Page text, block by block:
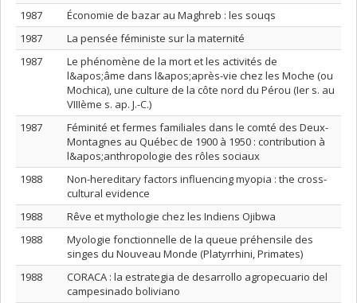
1987
Économie de bazar au Maghreb : les souqs
1987
La pensée féministe sur la maternité
1987
Le phénomène de la mort et les activités de
l&apos;âme dans l&apos;après-vie chez les Moche (ou
Mochica), une culture de la côte nord du Pérou (Ier s. au
VIIIème s. ap. J.-C.)
1987
Féminité et fermes familiales dans le comté des Deux-
Montagnes au Québec de 1900 à 1950 : contribution à
l&apos;anthropologie des rôles sociaux
1988
Non-hereditary factors influencing myopia : the cross-
cultural evidence
1988
Rêve et mythologie chez les Indiens Ojibwa
1988
Myologie fonctionnelle de la queue préhensile des
singes du Nouveau Monde (Platyrrhini, Primates)
1988
CORACA : la estrategia de desarrollo agropecuario del
campesinado boliviano